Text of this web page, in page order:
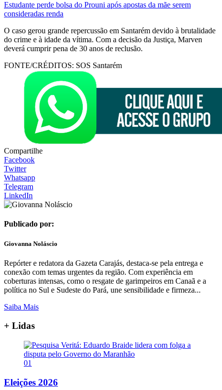
Estudante perde bolsa do Prouni após apostas da mãe serem
consideradas renda
O caso gerou grande repercussão em Santarém devido à brutalidade
do crime e à idade da vítima. Com a decisão da Justiça, Marven
deverá cumprir pena de 30 anos de reclusão.
FONTE/CRÉDITOS: SOS Santarém
Compartilhe
Facebook
Twitter
Whatsapp
Telegram
LinkedIn
Publicado por:
Giovanna Noláscio
Repórter e redatora da Gazeta Carajás, destaca-se pela entrega e
conexão com temas urgentes da região. Com experiência em
coberturas intensas, como o resgate de garimpeiros em Canaã e a
política no Sul e Sudeste do Pará, une sensibilidade e firmeza...
Saiba Mais
+ Lidas
01
Eleições 2026